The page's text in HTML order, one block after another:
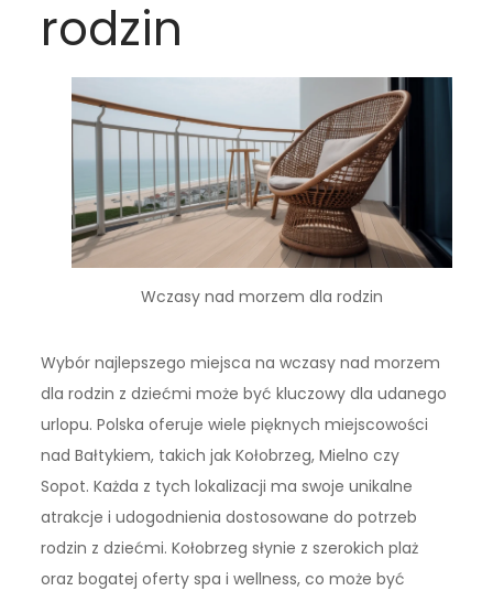
rodzin
Wczasy nad morzem dla rodzin
Wybór najlepszego miejsca na wczasy nad morzem
dla rodzin z dziećmi może być kluczowy dla udanego
urlopu. Polska oferuje wiele pięknych miejscowości
nad Bałtykiem, takich jak Kołobrzeg, Mielno czy
Sopot. Każda z tych lokalizacji ma swoje unikalne
atrakcje i udogodnienia dostosowane do potrzeb
rodzin z dziećmi. Kołobrzeg słynie z szerokich plaż
oraz bogatej oferty spa i wellness, co może być